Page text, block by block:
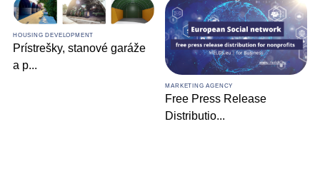
HOUSING DEVELOPMENT
Prístrešky, stanové garáže
a p...
MARKETING AGENCY
Free Press Release
Distributio...